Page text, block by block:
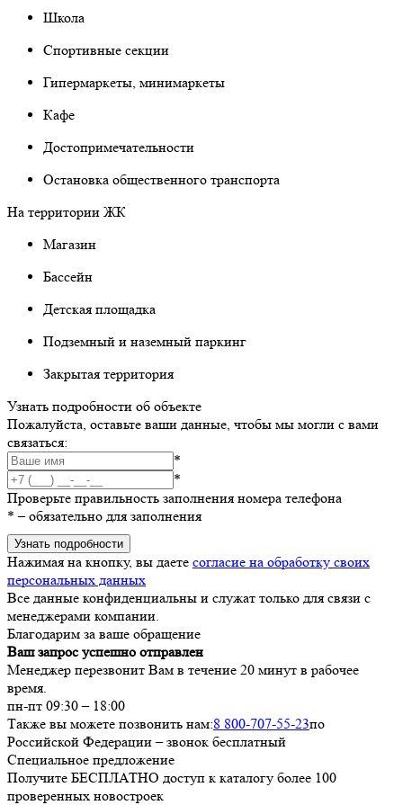
Школа
Спортивные секции
Гипермаркеты, минимаркеты
Кафе
Достопримечательности
Остановка общественного транспорта
На территории ЖК
Магазин
Бассейн
Детская площадка
Подземный и наземный паркинг
Закрытая территория
Узнать подробности об объекте
Пожалуйста, оставьте ваши данные, чтобы мы могли с вами
связаться:
*
*
Проверьте правильность заполнения номера телефона
* – обязательно для заполнения
Узнать подробности
Нажимая на кнопку, вы даете согласие на обработку своих
персональных данных
Все данные конфиденциальны и служат только для связи с
менеджерами компании.
Благодарим за ваше обращение
Ваш запрос успешно отправлен
Менеджер перезвонит Вам в течение 20 минут в рабочее
время.
пн-пт 09:30 – 18:00
Также вы можете позвонить нам:8 800-707-55-23по
Российской Федерации – звонок бесплатный
Специальное предложение
Получите БЕСПЛАТНО доступ к каталогу более 100
проверенных новостроек